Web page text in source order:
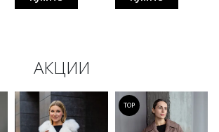
АКЦИИ
TOP